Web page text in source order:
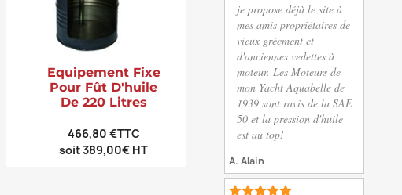
Equipement Fixe
Pour Fût D'huile
De 220 Litres
466,80 €TTC
soit 389,00€ HT
je propose déjà le site à
mes amis propriétaires de
vieux gréement et
d'anciennes vedettes à
moteur. Les Moteurs de
mon Yacht Aquabelle de
1939 sont ravis de la SAE
50 et la pression d'huile
est au top!
A. Alain